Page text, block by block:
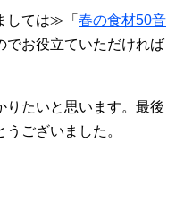
しては≫「 春の食材50音
でお役立ていただければ
りたいと思います。最後
ございました。